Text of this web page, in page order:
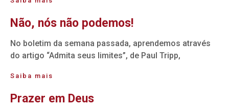
Não, nós não podemos!
No boletim da semana passada, aprendemos através
do artigo “Admita seus limites”, de Paul Tripp,
Saiba mais
Prazer em Deus